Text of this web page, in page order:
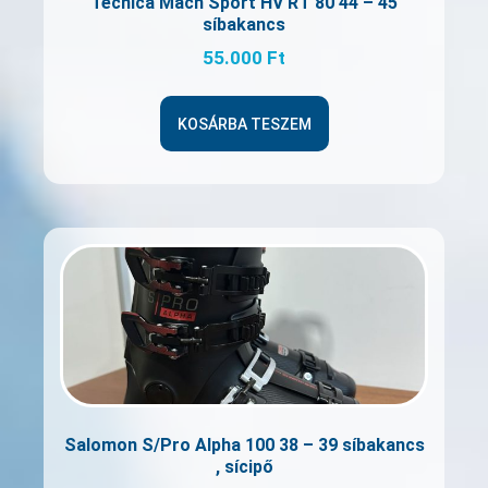
síbakancs
55.000 Ft
KOSÁRBA TESZEM
Salomon S/Pro Alpha 100 38 – 39 síbakancs
, sícipő